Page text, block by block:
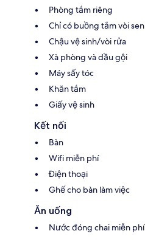
Phòng tắm riêng
Chỉ có buồng tắm vòi sen
Chậu vệ sinh/vòi rửa
Xà phòng và dầu gội
Máy sấy tóc
Khăn tắm
Giấy vệ sinh
Kết nối
Bàn
Wifi miễn phí
Điện thoại
Ghế cho bàn làm việc
Ăn uống
Nước đóng chai miễn phí